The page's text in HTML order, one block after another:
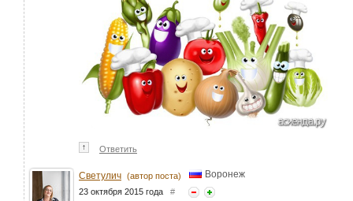
↑ Ответить
Светулич (автор поста) Воронеж
23 октября 2015 года #